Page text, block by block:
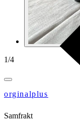
1/4
orginalplus
Samfrakt